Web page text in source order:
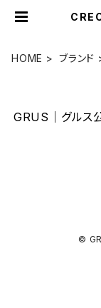
HOME ブランド
GRUS｜グルス
©